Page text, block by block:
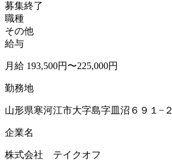
募集終了
職種
その他
給与
月給 193,500円〜225,000円
勤務地
山形県寒河江市大字島字皿沼６９１−２
企業名
株式会社 テイクオフ